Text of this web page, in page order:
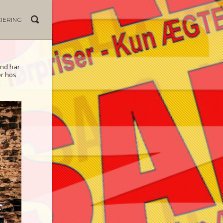
har
hos